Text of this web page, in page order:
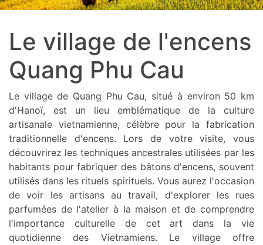
Le village de l'encens
Quang Phu Cau
Le village de Quang Phu Cau, situé à environ 50 km
d'Hanoï, est un lieu emblématique de la culture
artisanale vietnamienne, célèbre pour la fabrication
traditionnelle d'encens. Lors de votre visite, vous
découvrirez les techniques ancestrales utilisées par les
habitants pour fabriquer des bâtons d'encens, souvent
utilisés dans les rituels spirituels. Vous aurez l'occasion
de voir les artisans au travail, d'explorer les rues
parfumées de l'atelier à la maison et de comprendre
l'importance culturelle de cet art dans la vie
quotidienne des Vietnamiens. Le village offre